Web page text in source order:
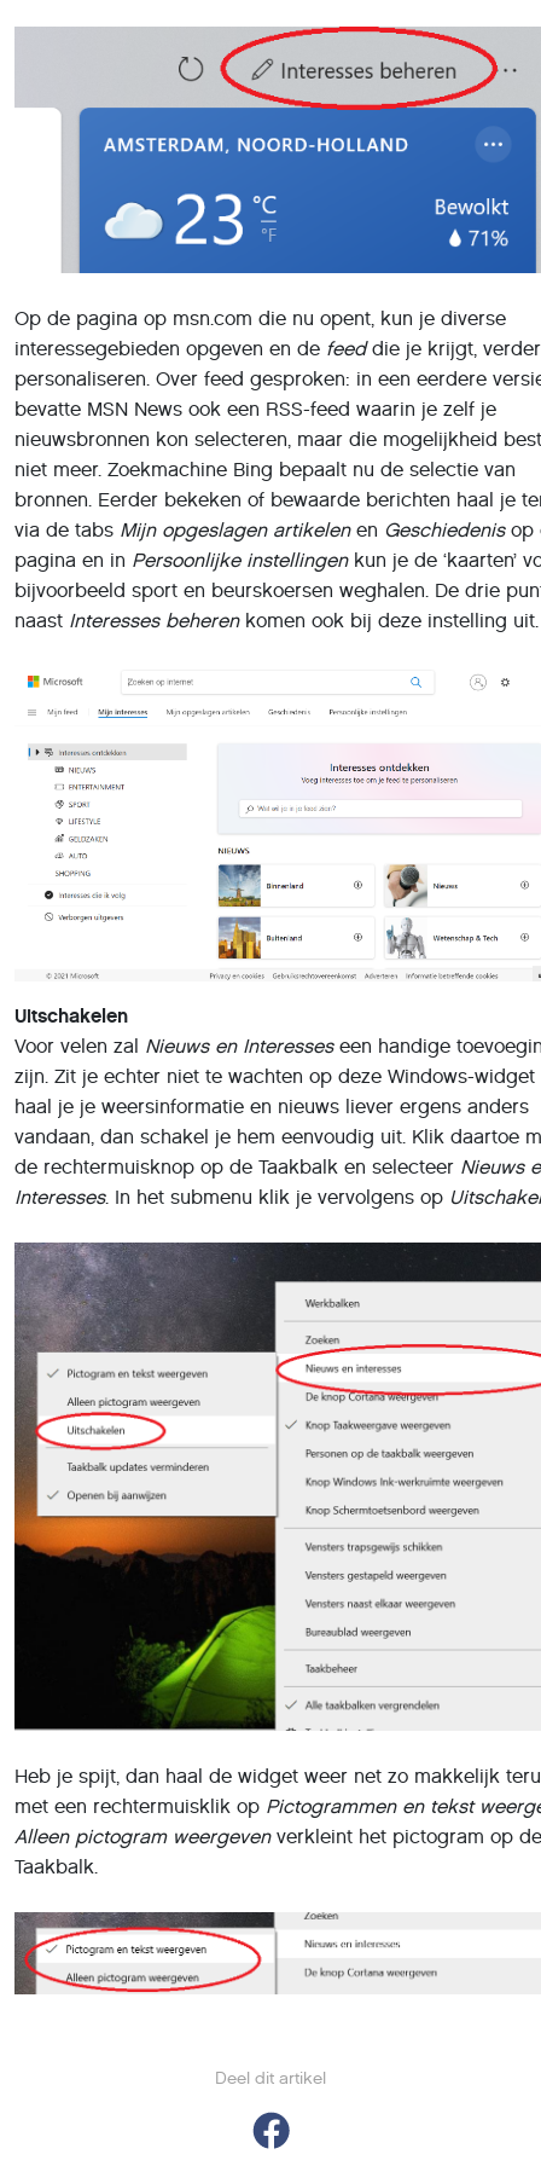
Deel dit artikel
zijn. Zit je echter niet te wachten op deze Windows-widget
haal je je weersinformatie en nieuws liever ergens anders
vandaan, dan schakel je hem eenvoudig uit. Klik daartoe
de rechtermuisknop op de Taakbalk en selecteerNieuws
Interesses. In het submenu klik je vervolgens op
Heb je spijt, dan haal de widget weer net zo makkelijk
met een rechtermuisklik opPictogrammen en tekst
Alleen pictogram weergevenverkleint het pictogram op de
Taakbalk.
Hoe update je apps op een
Android-toestel?